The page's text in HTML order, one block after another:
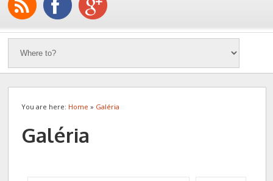
You are here: Home » Galéria
Galéria